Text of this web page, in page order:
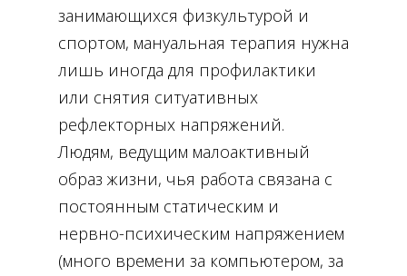
занимающихся физкультурой и
спортом, мануальная терапия нужна
лишь иногда для профилактики
или снятия ситуативных
рефлекторных напряжений.
Людям, ведущим малоактивный
образ жизни, чья работа связана с
постоянным статическим и
нервно-психическим напряжением
(много времени за компьютером, за